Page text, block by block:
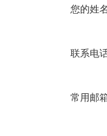
您的姓
联系电
常用邮